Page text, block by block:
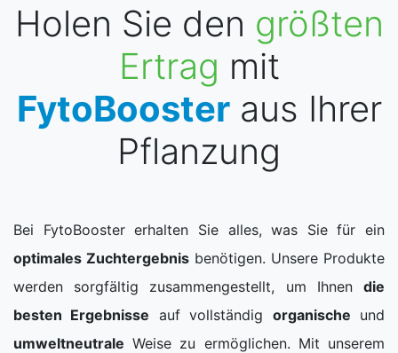
Holen Sie den größten
Ertrag mit
FytoBoosteraus Ihrer
Pflanzung
Bei FytoBooster erhalten Sie alles, was Sie für ein
optimales Zuchtergebnis benötigen. Unsere Produkte
werden sorgfältig zusammengestellt, um Ihnen die
besten Ergebnisse auf vollständig organische und
umweltneutrale Weise zu ermöglichen. Mit unserem